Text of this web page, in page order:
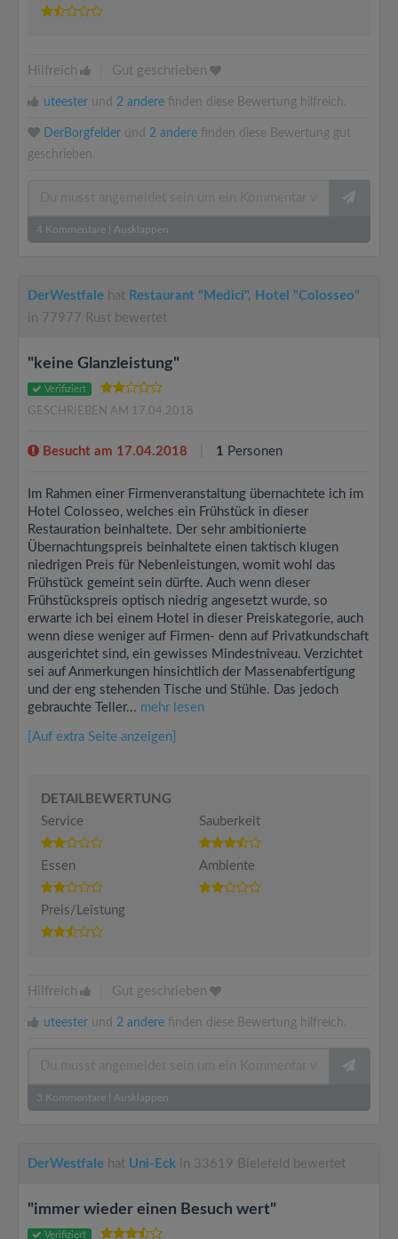
Hilfreich Gut geschrieben
uteester und 2 andere finden diese Bewertung hilfreich.
DerBorgfelder und 2 andere finden diese Bewertung gut
geschrieben.
4 Kommentare Ausklappen
DerWestfale hat Restaurant "Medici", Hotel "Colosseo"
in 77977 Rust bewertet
"keine Glanzleistung"
Verifiziert
GESCHRIEBEN AM 17.04.2018
Besucht am 17.04.2018 1 Personen
Im Rahmen einer Firmenveranstaltung übernachtete ich im
Hotel Colosseo, welches ein Frühstück in dieser
Restauration beinhaltete. Der sehr ambitionierte
Übernachtungspreis beinhaltete einen taktisch klugen
niedrigen Preis für Nebenleistungen, womit wohl das
Frühstück gemeint sein dürfte. Auch wenn dieser
Frühstückspreis optisch niedrig angesetzt wurde, so
erwarte ich bei einem Hotel in dieser Preiskategorie, auch
wenn diese weniger auf Firmen- denn auf Privatkundschaft
ausgerichtet sind, ein gewisses Mindestniveau. Verzichtet
sei auf Anmerkungen hinsichtlich der Massenabfertigung
und der eng stehenden Tische und Stühle. Das jedoch
gebrauchte Teller... mehr lesen
[Auf extra Seite anzeigen]
DETAILBEWERTUNG
Service
Sauberkeit
Essen Ambiente
Preis/Leistung
Hilfreich Gut geschrieben
uteester und 2 andere finden diese Bewertung hilfreich.
3 Kommentare Ausklappen
DerWestfale hat Uni-Eck in 33619 Bielefeld bewertet
"immer wieder einen Besuch wert"
Verifiziert